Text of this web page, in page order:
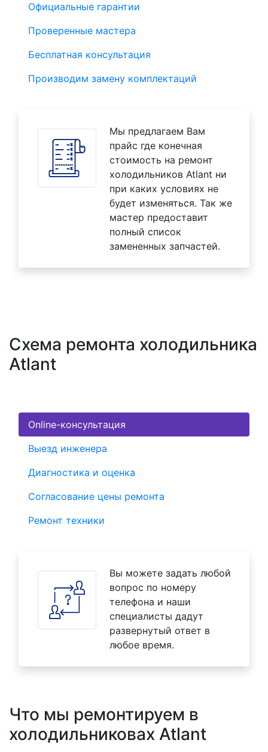
Официальные гарантии
Проверенные мастера
Бесплатная консультация
Производим замену комплектаций
Мы предлагаем Вам
прайс где конечная
стоимость на ремонт
холодильников Atlant ни
при каких условиях не
будет изменяться. Так же
мастер предоставит
полный список
замененных запчастей.
Схема ремонта холодильника
Atlant
Online-консультация
Выезд инженера
Диагностика и оценка
Согласование цены ремонта
Ремонт техники
Вы можете задать любой
вопрос по номеру
телефона и наши
специалисты дадут
развернутый ответ в
любое время.
Что мы ремонтируем в
холодильниковах Atlant